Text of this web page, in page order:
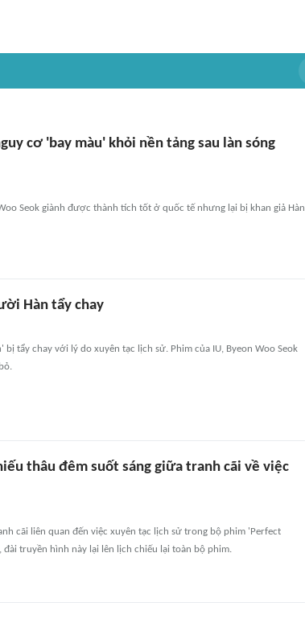
cơ 'bay màu' khỏi nền tảng sau làn sóng
Seok giành được thành tích tốt ở quốc tế nhưng lại bị khan giả Hàn
Hàn tẩy chay
bị tẩy chay với lý do xuyên tạc lịch sử. Phim của IU, Byeon Woo Seok
thâu đêm suốt sáng giữa tranh cãi về việc
cãi liên quan đến việc xuyên tạc lịch sử trong bộ phim 'Perfect
truyền hình này lại lên lịch chiếu lại toàn bộ phim.